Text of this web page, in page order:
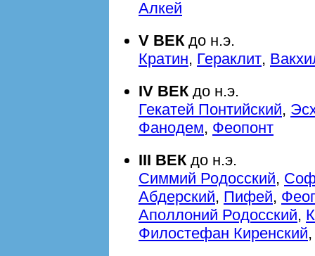
Алкей
V ВЕКдо н.э.
Кратин, Гераклит,
IV ВЕКдо н.э.
Гекатей Понтийский,
Фанодем, Феопонт
III ВЕКдо н.э.
Cиммий Родосский,
Абдерский, Пифей,
Аполлоний Родосский,
Филостефан Киренский